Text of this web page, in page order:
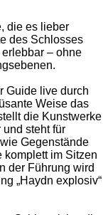
die es lieber
des Schlosses
– ohne
Guide live durch
Weise das
die Kunstwerke
steht für
Gegenstände
komplett im Sitzen
der Führung wird
„Haydn explosiv“